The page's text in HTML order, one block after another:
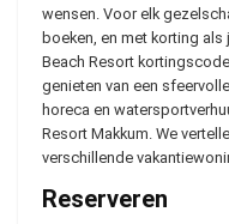
wensen. Voor elk
boeken, en met korting als
Beach Resort
genieten van een
horeca en
Resort Makkum. We
verschillende
Reserveren